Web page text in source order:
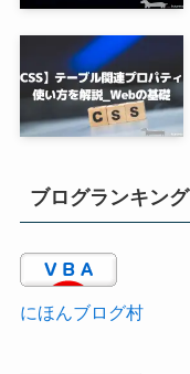
ブログランキング
にほんブログ村